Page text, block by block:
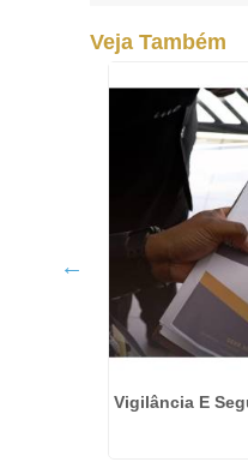
Veja Também
Vigilância E